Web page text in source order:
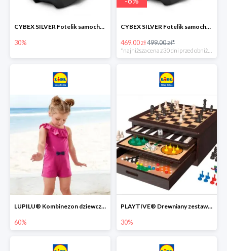
CYBEX SILVER Fotelik samochodowy -30%
30%
CYBEX SILVER Fotelik samochodowy + dostawa gratis!
469.00 zł499.00 zł*
*najniższa cena z 30 dni przed obniżką
LUPILU® Kombinezon dziewczęcy z bawełny
60%
PLAYTIVE® Drewniany zestaw gier 10 w 1
30%